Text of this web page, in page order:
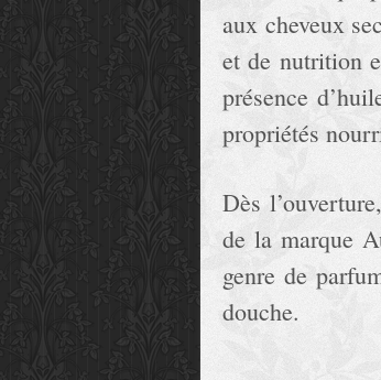
aux cheveux
et de nutrition
présence
propriétés
Dès
de la marque
genre de
douche.